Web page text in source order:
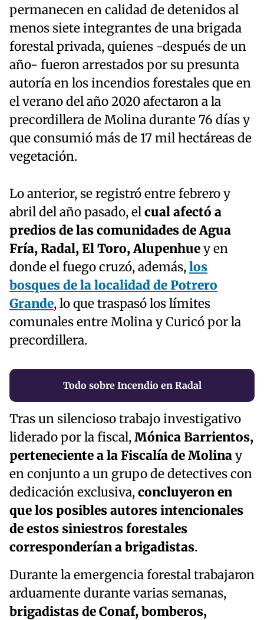
permanecen en calidad de detenidos al
menos siete integrantes de una brigada
forestal privada, quienes -después de un
año- fueron arrestados por su presunta
autoría en los incendios forestales que en
el verano del año 2020 afectaron a la
precordillera de Molina durante 76 días y
que consumió más de 17 mil hectáreas de
vegetación.
Lo anterior, se registró entre febrero y
abril del año pasado, elcual afectó a
predios de las comunidades de Agua
Fría, Radal, El Toro, Alupenhuey en
donde el fuego cruzó, además,los
bosques de la localidad de Potrero
Grande, lo que traspasó los límites
comunales entre Molina y Curicó por la
precordillera.
Todo sobre Incendio en Radal
Tras un silencioso trabajo investigativo
liderado por la fiscal,Mónica Barrientos,
perteneciente a la Fiscalía de Molinay
en conjunto a un grupo de detectives con
dedicación exclusiva,concluyeron en
que los posibles autores intencionales
de estos siniestros forestales
corresponderían a brigadistas.
Durante la emergencia forestal trabajaron
arduamente durante varias semanas,
brigadistas de Conaf, bomberos,